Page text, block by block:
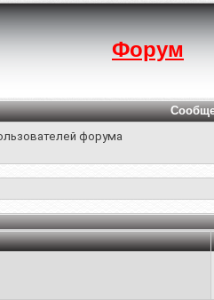
Форум
форума